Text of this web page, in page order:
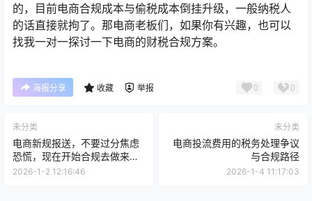
的，目前电商合规成本与偷税成本倒挂升级，一般纳税人
的话直接就拘了。那电商老板们，如果你有兴趣，也可以
找我一对一探讨一下电商的财税合规方案。
海报分享 收藏 举报 0 0
未分类
电商新规报送，不要过分焦虑
恐慌，现在开始合规去做来得
及
2026-1-2 12:16:46
未分类
电商投流费用的税务处理争议
与合规路径
2026-1-4 11:17:03